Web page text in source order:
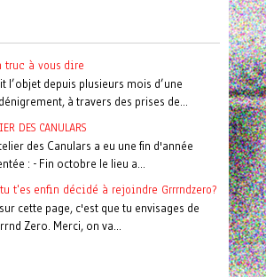
truc à vous dire
l’objet depuis plusieurs mois d’une
à travers des prises de...
DES CANULARS
des Canulars a eu une fin d'année
: - Fin octobre le lieu a...
t'es enfin décidé à rejoindre Grrrndzero?
cette page, c'est que tu envisages de
Zero. Merci, on va...